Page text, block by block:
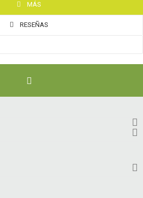
MÁS
RESEÑAS
de clientes en este momento.